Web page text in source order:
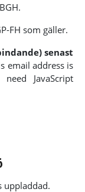
FH som gäller.
senast
email address is
JavaScript
uppladdad.